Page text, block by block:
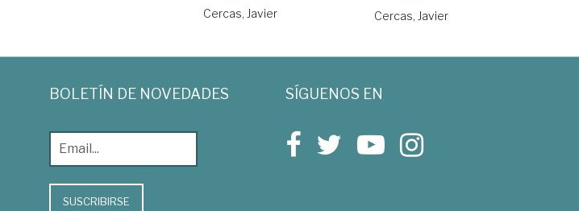
Cercas, Javier Cercas, Javier
BOLETÍN DE NOVEDADES
SUSCRIBIRSE
SÍGUENOS EN